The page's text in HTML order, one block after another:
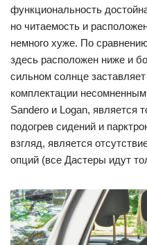
функциональность
но читаемость и
немного хуже. По
здесь расположен ниже и
сильном солнце
комплектации
Sandero и Logan, является
подогрев сидений и
взгляд, является
опций (все Дастеры идут